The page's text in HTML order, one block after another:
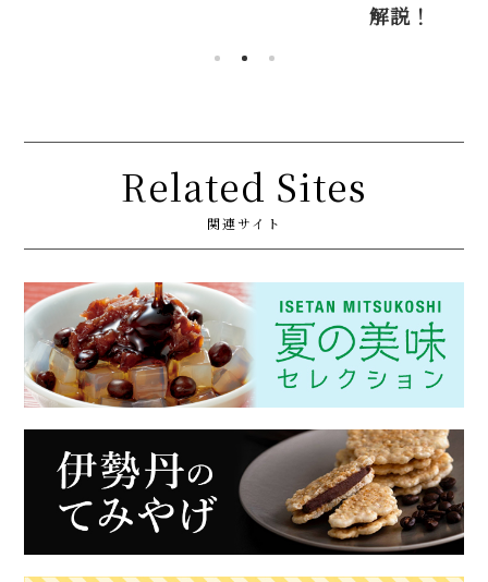
Related Sites
関連サイト